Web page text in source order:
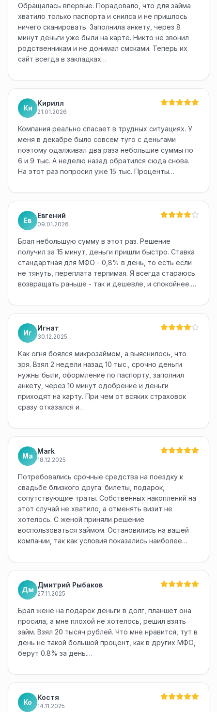
Обращалась впервые. Порадовало, что для займа
хватило только паспорта и снилса и не пришлось
ничего сканировать. Заполнила анкету, через 8
минут деньги уже были на карте. Никто не звонил
родственникам и не донимал смсками. Теперь их
сайт всегда в закладках…
Ки
Кирилл
21.01.2026
Компания реально спасает в трудных ситуациях. У
меня в декабре было совсем туго с деньгами
поэтому одалживал два раза небольшие суммы по
6 и 9 тыс. А неделю назад обратился сюда снова.
На этот раз попросил уже 15 тыс. Проценты…
Ев
Евгений
09.01.2026
Брал небольшую сумму в этот раз. Решение
получил за 15 минут, деньги пришли быстро. Ставка
стандартная для МФО - 0,8% в день, то есть если
не тянуть, переплата терпимая. Я всегда стараюсь
возвращать раньше - так и дешевле, и спокойнее.…
Иг
Игнат
30.12.2025
Как огня боялся микрозаймом, а выяснилось, что
зря. Взял 2 недели назад 10 тыс., срочно деньги
нужны были, оформление по паспорту, заполнил
анкету, через 10 минут одобрение и деньги
приходят на карту. При чем от всяких страховок
сразу отказался и…
Ma
Mark
18.12.2025
Потребовались срочные средства на поездку к
свадьбе близкого друга: билеты, подарок,
сопутствующие траты. Собственных накоплений на
этот случай не хватило, а отменять визит не
хотелось. С женой приняли решение
воспользоваться займом. Остановились на вашей
компании, так как условия показались наиболее…
Дм
Дмитрий Рыбаков
27.11.2025
Брал жене на подарок деньги в долг, планшет она
просила, а мне плохой не хотелось, решил взять
займ. Взял 20 тысяч рублей. Что мне нравится, тут в
день не такой большой процент, как в других МФО,
берут 0.8% за день.…
Ко
Костя
14.11.2025